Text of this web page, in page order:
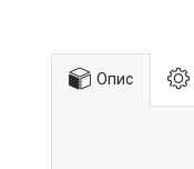
Опис